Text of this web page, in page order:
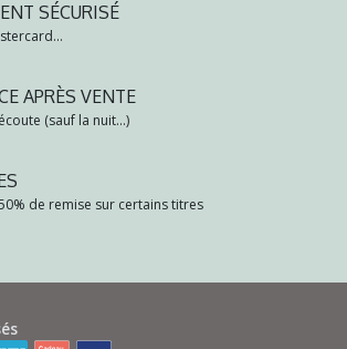
SÉCURISÉ
APRÈS VENTE
(sauf la nuit...)
de remise sur certains titres